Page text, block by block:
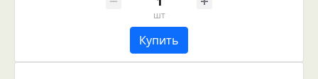
шт
Купить